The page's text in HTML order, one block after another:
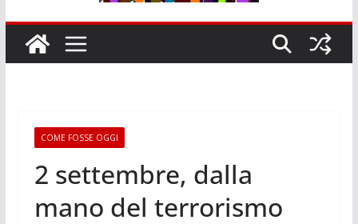
COME FOSSE OGGI
2 settembre, dalla
mano del terrorismo